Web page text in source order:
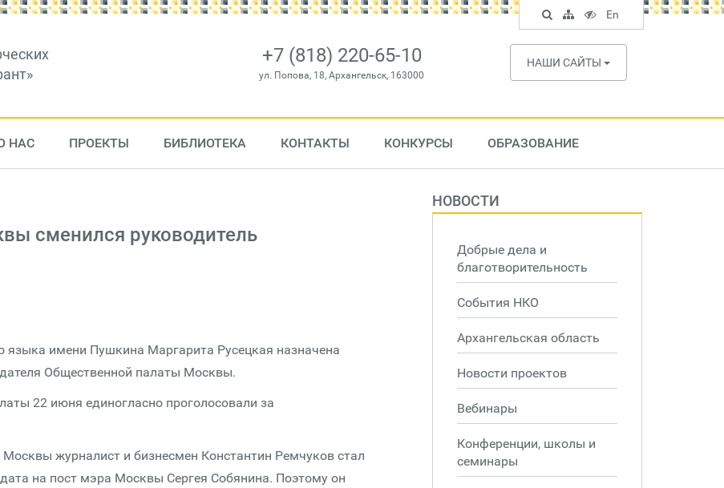
+7 (818) 220-65-10
ул. Попова, 18, Архангельск, 163000
НАШИ САЙТЫ
НАС ПРОЕКТЫ БИБЛИОТЕКА КОНТАКТЫ КОНКУРСЫ ОБРАЗОВАНИЕ
сменился руководитель
языка имени Пушкина Маргарита Русецкая назначена
Общественной палаты Москвы.
22 июня единогласно проголосовали за
журналист и бизнесмен Константин Ремчуков стал
на пост мэра Москвы Сергея Собянина. Поэтому он
НОВОСТИ
Добрые дела и
благотворительность
События НКО
Архангельская область
Новости проектов
Вебинары
Конференции, школы и
семинары
Поиск
по
сайту
Карта
сайта
Версия
для
слабовидящих
En
English